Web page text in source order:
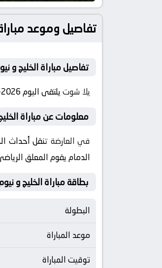
تفاصيل وموعد مباراة الخليج و نيوم
تفاصيل مباراة الخليج و
يلا شوتيلتقى اليوم 2026-02-21 كلا من نادى الخليج و نادي نيوم فى بطولة السعودية, الدوري السعودي فى تمام الساعه 22:00 بتوقيت مصر
معلومات عن مباراة الخليج و نيوم
في العارضة تنقل أحداث
الدمام يقوم المعلق
بطاقة مباراة الخليج و
البطولة
موعد المباراة
توقيت المباراة